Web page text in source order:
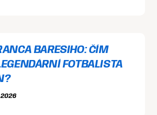
BARESIHO: ČÍM
FOTBALISTA
2026